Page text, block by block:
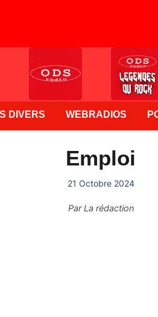
DIVERS WEBRADIOS
Emploi
21 Octobre 2024
ParLa rédaction